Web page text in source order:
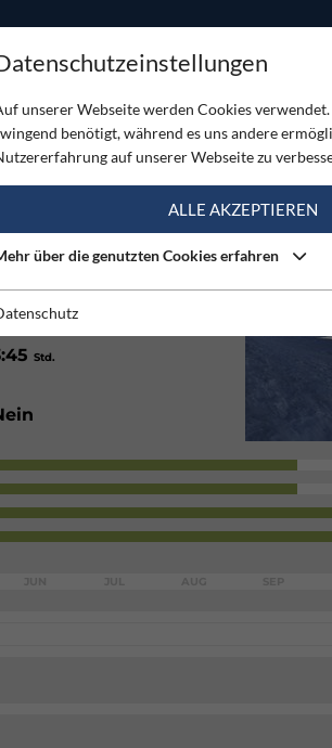
Std.
unserer Webseite werden Cookies
benötigt, während es uns andere
auf unserer Webseite zu
ALLE AKZEPTIEREN
über die genutzten Cookies erfahren